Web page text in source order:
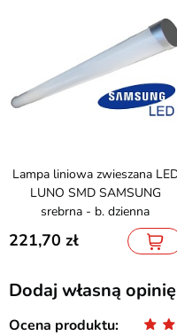
Lampa liniowa zwieszana LED
LUNO SMD SAMSUNG
srebrna - b. dzienna
221,70
Dodaj własną opinię
Ocena produktu